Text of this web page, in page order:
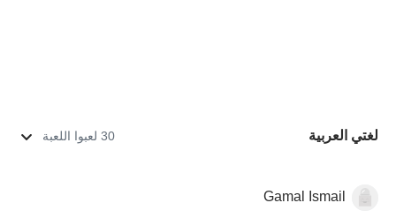
لغتي العربية 30 لعبوا اللعبة
العربيةGamal Ismail